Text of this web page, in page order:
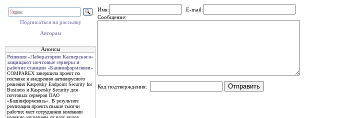
Подписаться на рассылку
Авторам
Анонсы
Решения «Лаборатории Касперского»
защищают почтовые серверы и
рабочие станции «Башинформсвязи»
COMPAREX завершила проект по
поставке и внедрению антивирусного
решения Kaspersky Endpoint Security for
Business и Kaspersky Security для
почтовых серверов ПАО
«Башинформсвязь». В результате
реализации проекта свыше тысячи
рабочих мест сотрудников компании
Имя:
E-mail:
Сообщение:
Код подтверждения: